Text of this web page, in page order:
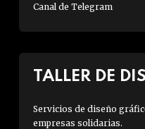
Canal de Telegram
TALLER DE
Servicios de diseño
empresas solidarias.